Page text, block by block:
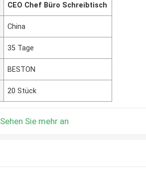
CEO Chef Büro Schreibtisch
China
35 Tage
BESTON
20 Stück
Sehen Sie mehr an